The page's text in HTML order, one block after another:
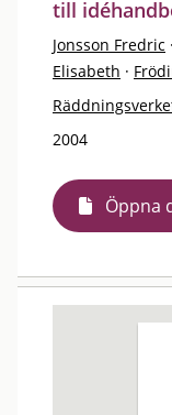
till
Jonsson Fredric ·
Elisabeth ·
2004
Öppna